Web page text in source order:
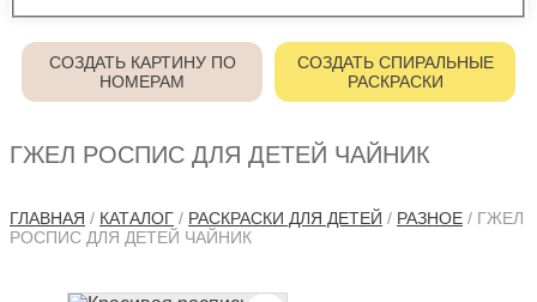
СОЗДАТЬ КАРТИНУ ПО
НОМЕРАМ
СОЗДАТЬ СПИРАЛЬНЫЕ
РАСКРАСКИ
ГЖЕЛ РОСПИС ДЛЯ ДЕТЕЙ ЧАЙНИК
ГЛАВНАЯ / КАТАЛОГ / РАСКРАСКИ ДЛЯ ДЕТЕЙ / РАЗНОЕ / ГЖЕЛ
РОСПИС ДЛЯ ДЕТЕЙ ЧАЙНИК